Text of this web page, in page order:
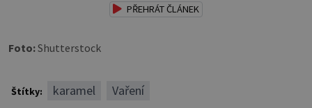
PŘEHRÁT ČLÁNEK
Foto:Shutterstock
Štítky: karamel Vaření